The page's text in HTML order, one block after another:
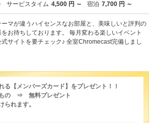
サービスタイム 4,500 円 ～ 宿泊 7,700 円 ～
マが違うハイセンスなお部屋と、美味しいと評判の
お待ちしております。 毎月変わる楽しいイベント
サイトを要チェック♪ 全室Chromecast完備しまし
る【メンバーズカード】をプレゼント！！
もの ⇒ 無料プレゼント
れます。